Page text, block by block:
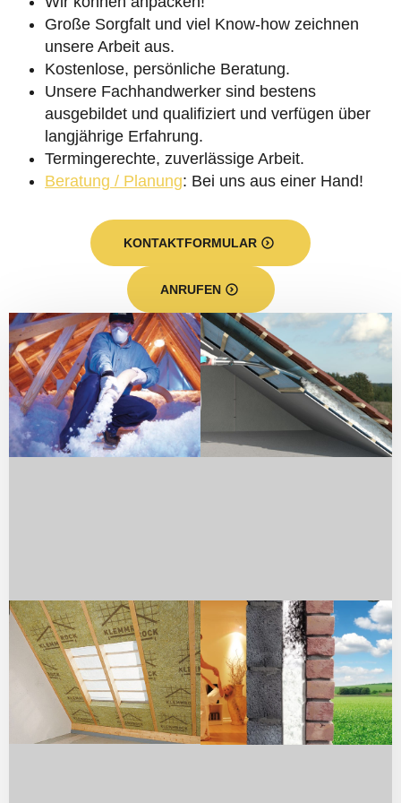
Große Sorgfalt und viel Know-how zeichnen
unsere Arbeit aus.
Kostenlose, persönliche Beratung.
Unsere Fachhandwerker sind bestens
ausgebildet und qualifiziert und verfügen über
langjährige Erfahrung.
Termingerechte, zuverlässige Arbeit.
Beratung / Planung: Bei uns aus einer Hand!
KONTAKTFORMULAR
ANRUFEN